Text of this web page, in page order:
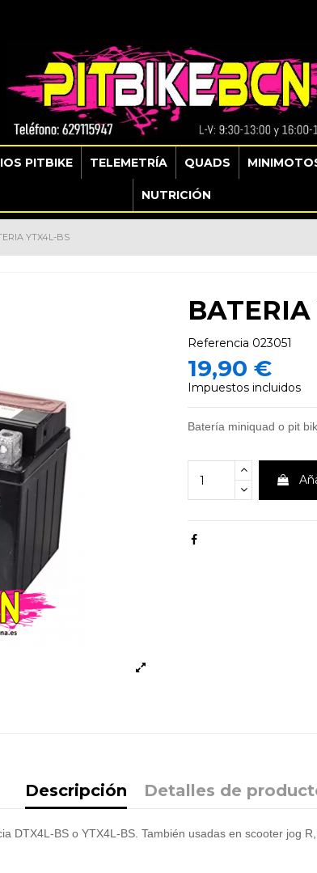
PITBIKE TELEMETRÍA QUADS
NUTRICIÓN
YTX4L-BS
Referencia 023051
19,90 €
Impuestos incluidos
Batería miniquad o pit
Descripción Detalles de
DTX4L-BS o YTX4L-BS. También usadas en scooter jog